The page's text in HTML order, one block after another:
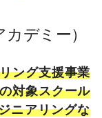
デミー）
ング支援事業
対象スクール
ニアリングな